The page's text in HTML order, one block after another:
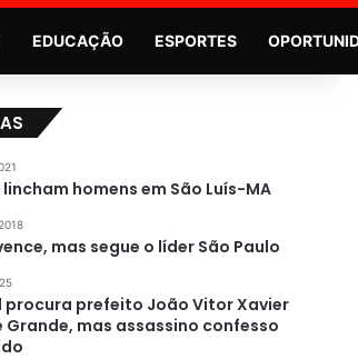
EDUCAÇÃO ESPORTES
homens em São Luís-MA
mas segue o líder São Paulo
procura prefeito João Vitor Xavier
Grande, mas assassino confesso